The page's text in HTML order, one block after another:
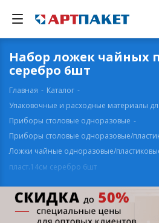
Набор ложек чайных
серебро 6шт
Главная - Каталог -
Упаковочные и расходные материалы
Приборы столовые одноразовые -
Приборы столовые одноразовые/
Ложки чайные одноразовые/
пласт.14см серебро 6шт